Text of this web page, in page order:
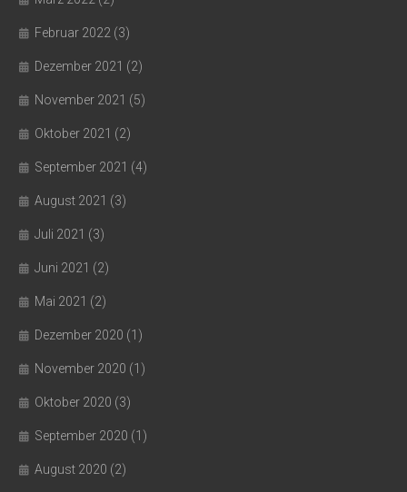
Februar 2022 (3)
Dezember 2021 (2)
November 2021 (5)
Oktober 2021 (2)
September 2021 (4)
August 2021 (3)
Juli 2021 (3)
Juni 2021 (2)
Mai 2021 (2)
Dezember 2020 (1)
November 2020 (1)
Oktober 2020 (3)
September 2020 (1)
August 2020 (2)